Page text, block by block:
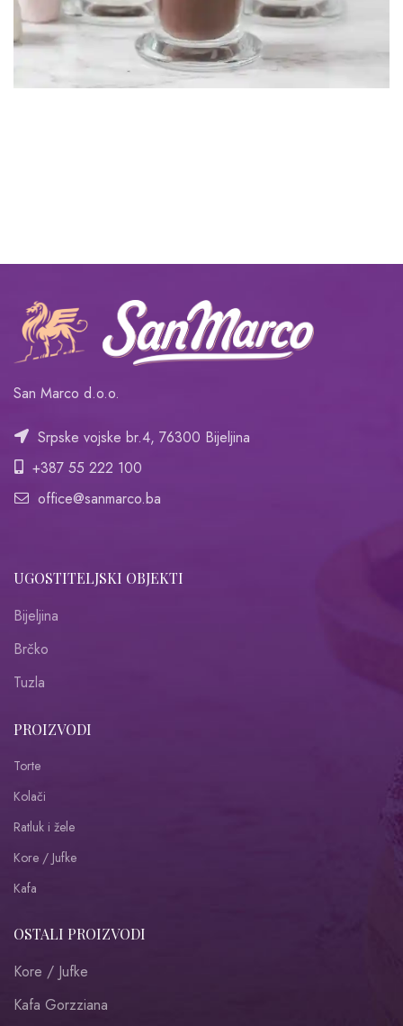
San Marco d.o.o.
Srpske vojske br.4, 76300 Bijeljina
+387 55 222 100
office@sanmarco.ba
UGOSTITELJSKI OBJEKTI
Bijeljina
Brčko
Tuzla
PROIZVODI
Torte
Kolači
Ratluk i žele
Kore / Jufke
Kafa
OSTALI PROIZVODI
Kore / Jufke
Kafa Gorzziana